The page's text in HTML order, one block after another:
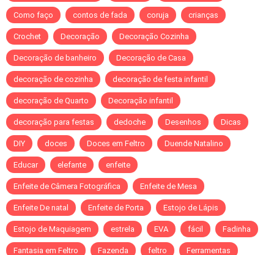
Como faço contos de fada coruja crianças
Crochet Decoração Decoração Cozinha
Decoração de banheiro Decoração de Casa
decoração de cozinha decoração de festa infantil
decoração de Quarto Decoração infantil
decoração para festas dedoche Desenhos Dicas
DIY doces Doces em Feltro Duende Natalino
Educar elefante enfeite
Enfeite de Câmera Fotográfica Enfeite de Mesa
Enfeite De natal Enfeite de Porta Estojo de Lápis
Estojo de Maquiagem estrela EVA fácil Fadinha
Fantasia em Feltro Fazenda feltro Ferramentas